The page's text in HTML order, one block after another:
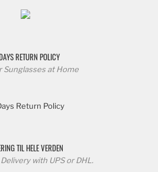
RETURN POLICY
Sunglasses at Home
Return Policy
TIL HELE VERDEN
with UPS or DHL.